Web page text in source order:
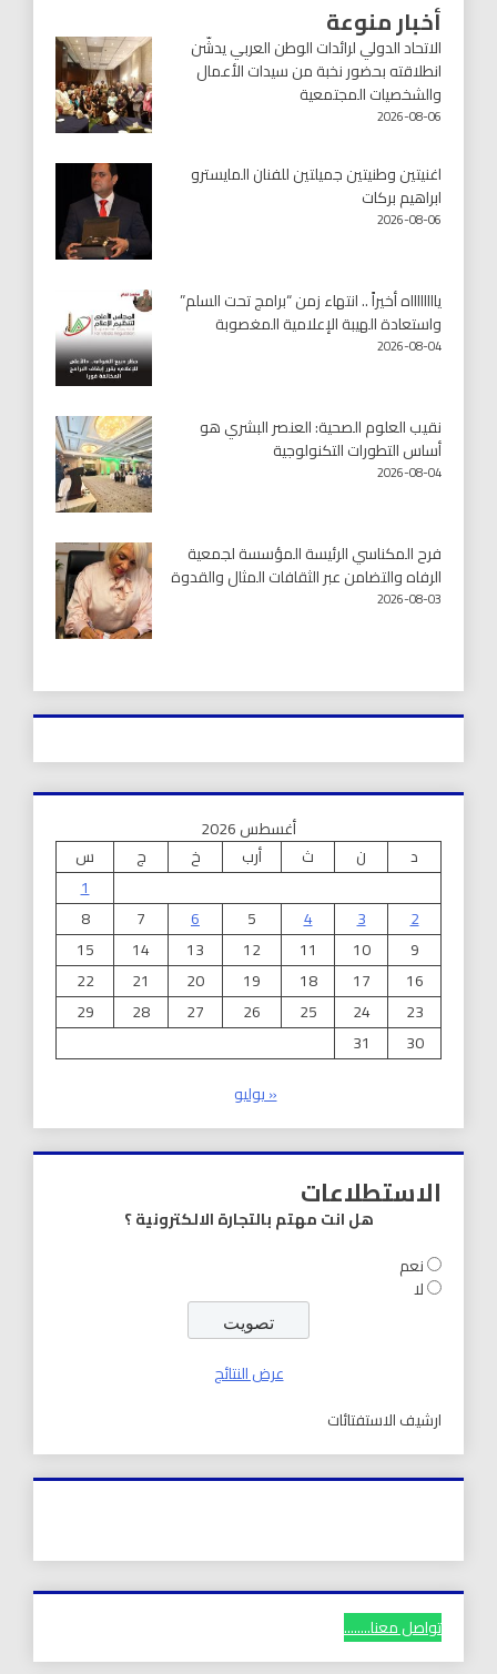
أخبار منوعة
الاتحاد الدولي لرائدات الوطن العربي يدشّن
انطلاقته بحضور نخبة من سيدات الأعمال
والشخصيات المجتمعية
2026-08-06
اغنيتين وطنيتين جميلتين للفنان المايسترو
ابراهيم بركات
2026-08-06
يااااااااه أخيراً .. انتهاء زمن “برامج تحت السلم”
واستعادة الهيبة الإعلامية المغصوبة
2026-08-04
نقيب العلوم الصحية: العنصر البشري هو
أساس التطورات التكنولوجية
2026-08-04
فرح المكناسي الرئيسة المؤسسة لجمعية
الرفاه والتضامن عبر الثقافات المثال والقدوة
2026-08-03
أغسطس 2026
د
ن ث أرب خ ج
س
1
2
3
4
5
6
7
8
9
10
11
12
13
14
15
16
17
18
19
20
21
22
23
24
25
26
27
28
29
30
31
« يوليو
الاستطلاعات
هل انت مهتم بالتجارة الالكترونية ؟
نعم
لا
عرض النتائج
ارشيف الاستفتائات
تواصل معنا........